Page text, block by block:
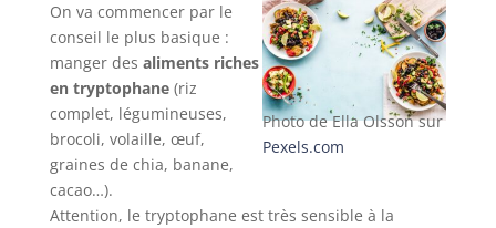
Photo de Ella Olsson sur
Pexels.com
On va commencer par le
conseil le plus basique :
manger des aliments riches
en tryptophane(riz
complet, légumineuses,
brocoli, volaille, œuf,
graines de chia, banane,
cacao…).
Attention, le tryptophane est très sensible à la